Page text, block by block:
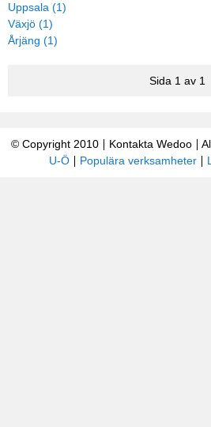
Uppsala (1)
Växjö (1)
Årjäng (1)
Sida 1 av 1
© Copyright 2010 Kontakta Wedoo
U-Ö
Populära verksamheter